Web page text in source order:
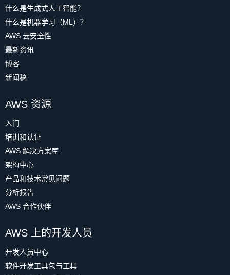
什么是生成式人工智能？
什么是机器学习（ML）？
AWS 云安全性
最新资讯
博客
新闻稿
AWS 资源
入门
培训和认证
AWS 解决方案库
架构中心
产品和技术常见问题
分析报告
AWS 合作伙伴
AWS 上的开发人员
开发人员中心
软件开发工具包与工具